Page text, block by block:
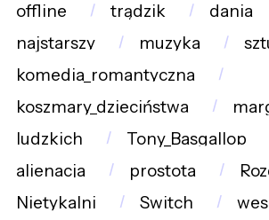
offline
trądzik
dania
najstarszy
muzyka
komedia_romantyczna
koszmary_dzieciństwa
ludzkich
Tony_Basgallop
alienacja
prostota
Nietykalni
Switch